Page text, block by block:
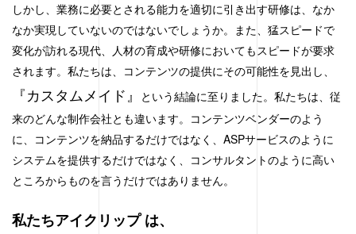
しかし、業務に必要とされる能力を適切に引き出す研修は、なか
なか実現していないのではないでしょうか。また、猛スピードで
変化が訪れる現代、人材の育成や研修においてもスピードが要求
されます。私たちは、コンテンツの提供にその可能性を見出し、
『カスタムメイド』
という結論に至りました。私たちは、従
来のどんな制作会社とも違います。コンテンツベンダーのよう
に、コンテンツを納品するだけではなく、ASPサービスのように
システムを提供するだけではなく、コンサルタントのように高い
ところからものを言うだけではありません。
私たちアイクリップ は、